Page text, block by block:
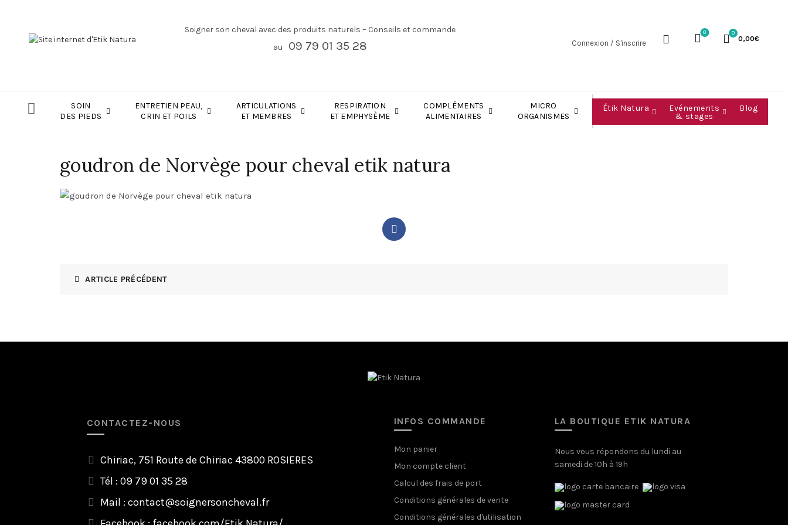
Soigner son cheval avec des produits naturels – Conseils et commande
au
09 79 01 35 28 Connexion / S'inscrire
0 0
0,00€
SOIN
DES PIEDS
ENTRETIEN PEAU,
CRIN ET POILS
ARTICULATIONS
ET MEMBRES
RESPIRATION
ET EMPHYSÈME
COMPLÉMENTS
ALIMENTAIRES
MICRO
ORGANISMES
Étik Natura
Evénements
& stages
Blog
goudron de Norvège pour cheval etik natura
ARTICLE PRÉCÉDENT
CONTACTEZ-NOUS
Chiriac, 751 Route de Chiriac 43800 ROSIERES
Tél : 09 79 01 35 28
Mail : contact@soignersoncheval.fr
INFOS COMMANDE
Mon panier
Mon compte client
Calcul des frais de port
Conditions générales de vente
Conditions générales d'utilisation
LA BOUTIQUE ETIK NATURA
Nous vous répondons du lundi au
samedi de 10h à 19h